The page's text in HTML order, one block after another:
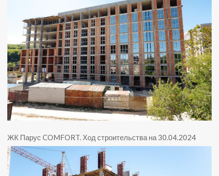
ЖК Парус COMFORT. Ход строительства на 30.04.2024